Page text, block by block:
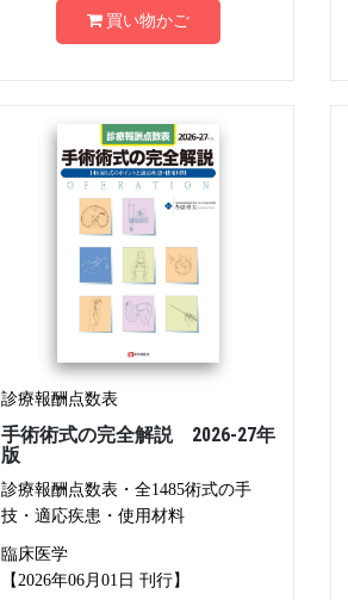
買い物かご
診療報酬点数表
手術術式の完全解説 2026-27年
版
診療報酬点数表・全1485術式の手
技・適応疾患・使用材料
臨床医学
【2026年06月01日 刊行】